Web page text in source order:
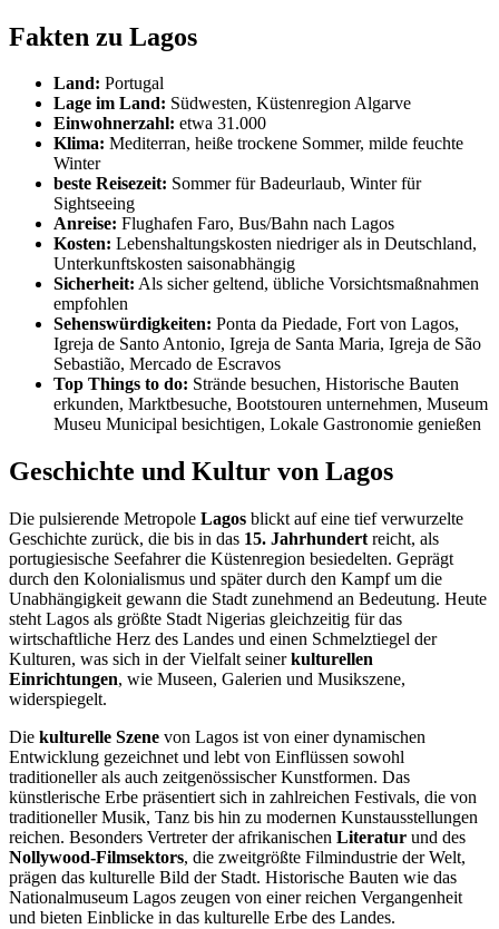
Fakten zu Lagos
Land: Portugal
Lage im Land: Südwesten, Küstenregion Algarve
Einwohnerzahl: etwa 31.000
Klima: Mediterran, heiße trockene Sommer, milde feuchte
Winter
beste Reisezeit: Sommer für Badeurlaub, Winter für
Sightseeing
Anreise: Flughafen Faro, Bus/Bahn nach Lagos
Kosten: Lebenshaltungskosten niedriger als in Deutschland,
Unterkunftskosten saisonabhängig
Sicherheit: Als sicher geltend, übliche Vorsichtsmaßnahmen
empfohlen
Sehenswürdigkeiten: Ponta da Piedade, Fort von Lagos,
Igreja de Santo Antonio, Igreja de Santa Maria, Igreja de São
Sebastião, Mercado de Escravos
Top Things to do: Strände besuchen, Historische Bauten
erkunden, Marktbesuche, Bootstouren unternehmen, Museum
Museu Municipal besichtigen, Lokale Gastronomie genießen
Geschichte und Kultur von Lagos
Die pulsierende Metropole Lagos blickt auf eine tief verwurzelte
Geschichte zurück, die bis in das 15. Jahrhundert reicht, als
portugiesische Seefahrer die Küstenregion besiedelten. Geprägt
durch den Kolonialismus und später durch den Kampf um die
Unabhängigkeit gewann die Stadt zunehmend an Bedeutung. Heute
steht Lagos als größte Stadt Nigerias gleichzeitig für das
wirtschaftliche Herz des Landes und einen Schmelztiegel der
Kulturen, was sich in der Vielfalt seinerkulturellen
Einrichtungen, wie Museen, Galerien und Musikszene,
widerspiegelt.
Die kulturelle Szene von Lagos ist von einer dynamischen
Entwicklung gezeichnet und lebt von Einflüssen sowohl
traditioneller als auch zeitgenössischer Kunstformen. Das
künstlerische Erbe präsentiert sich in zahlreichen Festivals, die von
traditioneller Musik, Tanz bis hin zu modernen Kunstausstellungen
reichen. Besonders Vertreter der afrikanischen Literatur und des
Nollywood-Filmsektors, die zweitgrößte Filmindustrie der Welt,
prägen das kulturelle Bild der Stadt. Historische Bauten wie das
Nationalmuseum Lagos zeugen von einer reichen Vergangenheit
und bieten Einblicke in das kulturelle Erbe des Landes.